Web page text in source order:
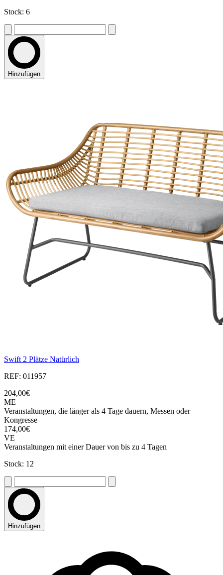
Stock: 6
Hinzufügen
Swift 2 Plätze Natürlich
REF: 011957
204,00€
ME
Veranstaltungen, die länger als 4 Tage dauern, Messen oder
Kongresse
174,00€
VE
Veranstaltungen mit einer Dauer von bis zu 4 Tagen
Stock: 12
Hinzufügen